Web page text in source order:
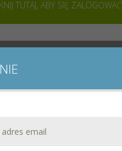
TUTAJ, ABY SIĘ ZALOGOWAĆ